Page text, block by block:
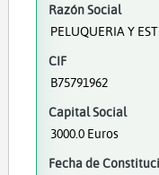
Razón Social
PELUQUERIA Y
CIF
B75791962
Capital Social
3000.0 Euros
Fecha de